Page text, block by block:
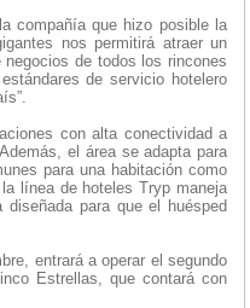
compañía que hizo posible la
nos permitirá atraer un
de todos los rincones
de servicio hotelero
con alta conectividad a
el área se adapta para
para una habitación como
línea de hoteles Tryp maneja
para que el huésped
entrará a operar el segundo
Estrellas, que contará con